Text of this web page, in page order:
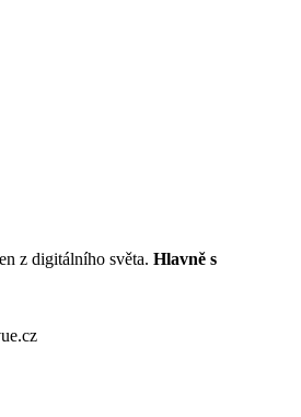
z digitálního světa. Hlavně s